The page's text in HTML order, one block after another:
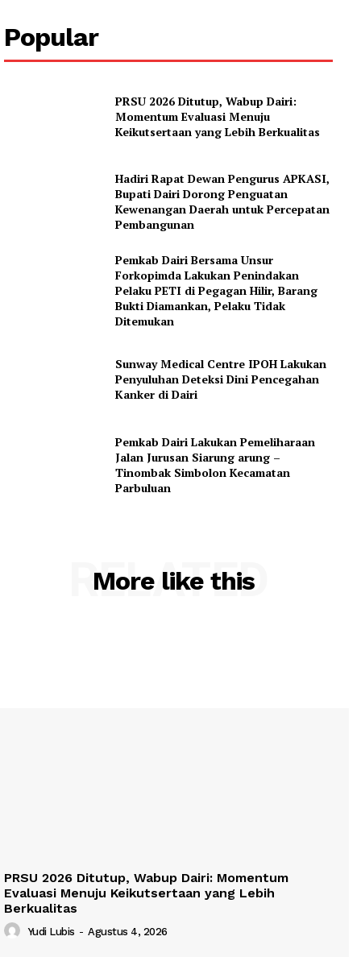
News Week
Magazine PRO
Company
Popular
PRSU 2026 Ditutup, Wabup Dairi:
Momentum Evaluasi Menuju
Keikutsertaan yang Lebih Berkualitas
Hadiri Rapat Dewan Pengurus APKASI,
Bupati Dairi Dorong Penguatan
Kewenangan Daerah untuk Percepatan
Pembangunan
Pemkab Dairi Bersama Unsur
Forkopimda Lakukan Penindakan
Pelaku PETI di Pegagan Hilir, Barang
Bukti Diamankan, Pelaku Tidak
Ditemukan
Sunway Medical Centre IPOH Lakukan
Penyuluhan Deteksi Dini Pencegahan
Kanker di Dairi
Pemkab Dairi Lakukan Pemeliharaan
Jalan Jurusan Siarung arung –
Tinombak Simbolon Kecamatan
Parbuluan
More like this
RELATED
PRSU 2026 Ditutup, Wabup Dairi: Momentum
Evaluasi Menuju Keikutsertaan yang Lebih
Berkualitas
Yudi Lubis - Agustus 4, 2026